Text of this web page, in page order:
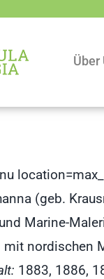
Über
(geb.
Marine-
nordischen
1883, 1886,